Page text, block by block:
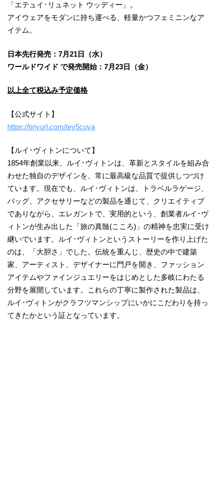
「エテュイ･リュネット ウッディー」。
アイウェアをモダンに持ち運べる、軽量かつフェミニンなア
イテム。
日本先行発売：7月21日（水）
ワールドワイド で発売開始：7月23日（金）
以上全て税込み予定価格
【公式サイト】
https://tinyurl.com/tey5cuya
【ルイ･ヴィトンについて】
1854年創業以来、ルイ･ヴィトンは、革新とスタイルを組み合
わせた独自のデザインを、常に最高級な品質で提供しつづけ
ています。現在でも、ルイ･ヴィトンは、トラベルラゲージ、
バッグ、アクセサリーなどの製品を通じて、クリエイティブ
でありながら、エレガントで、実用的という、創業者ルイ･ヴ
ィトンが生み出した「旅の真髄(こころ)」の精神を忠実に受け
継いでいます。ルイ･ヴィトンというストーリーを作り上げた
のは、「大胆さ」でした。伝統を重んじ、歴史の中で建築
家、アーティスト、デザイナーに門戸を開き、ファッション
アイテムやファインジュエリーをはじめとした多岐にわたる
分野を展開しています。これらの丁寧に製作された製品は、
ルイ･ヴィトンがクラフツマンシップにいかにこだわりを持っ
てきたかという証となっています。